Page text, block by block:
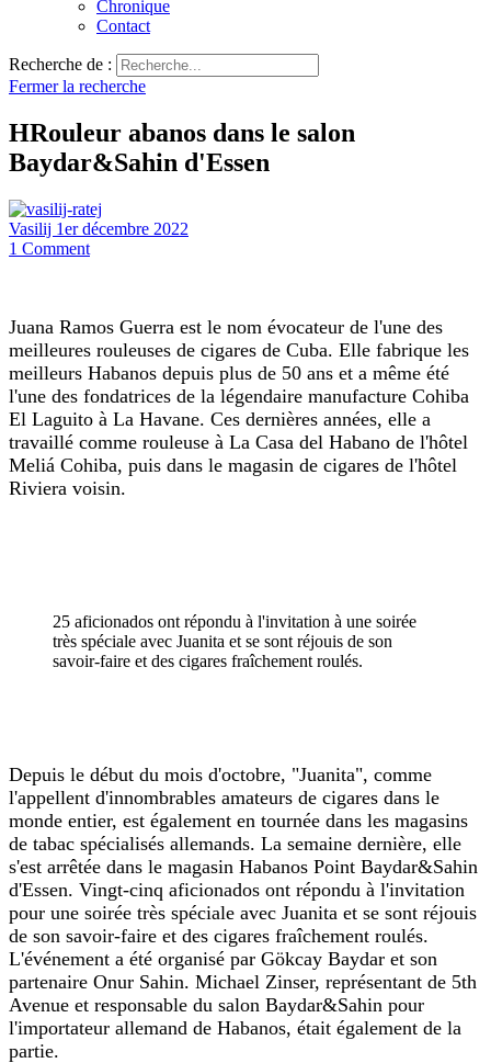
Chronique
Contact
Recherche de :
Fermer la recherche
HRouleur abanos dans le salon
Baydar&Sahin d'Essen
Vasilij 1er décembre 2022
1 Comment
Juana Ramos Guerra est le nom évocateur de l'une des
meilleures rouleuses de cigares de Cuba. Elle fabrique les
meilleurs Habanos depuis plus de 50 ans et a même été
l'une des fondatrices de la légendaire manufacture Cohiba
El Laguito à La Havane. Ces dernières années, elle a
travaillé comme rouleuse à La Casa del Habano de l'hôtel
Meliá Cohiba, puis dans le magasin de cigares de l'hôtel
Riviera voisin.
25 aficionados ont répondu à l'invitation à une soirée
très spéciale avec Juanita et se sont réjouis de son
savoir-faire et des cigares fraîchement roulés.
Depuis le début du mois d'octobre, "Juanita", comme
l'appellent d'innombrables amateurs de cigares dans le
monde entier, est également en tournée dans les magasins
de tabac spécialisés allemands. La semaine dernière, elle
s'est arrêtée dans le magasin Habanos Point Baydar&Sahin
d'Essen. Vingt-cinq aficionados ont répondu à l'invitation
pour une soirée très spéciale avec Juanita et se sont réjouis
de son savoir-faire et des cigares fraîchement roulés.
L'événement a été organisé par Gökcay Baydar et son
partenaire Onur Sahin. Michael Zinser, représentant de 5th
Avenue et responsable du salon Baydar&Sahin pour
l'importateur allemand de Habanos, était également de la
partie.